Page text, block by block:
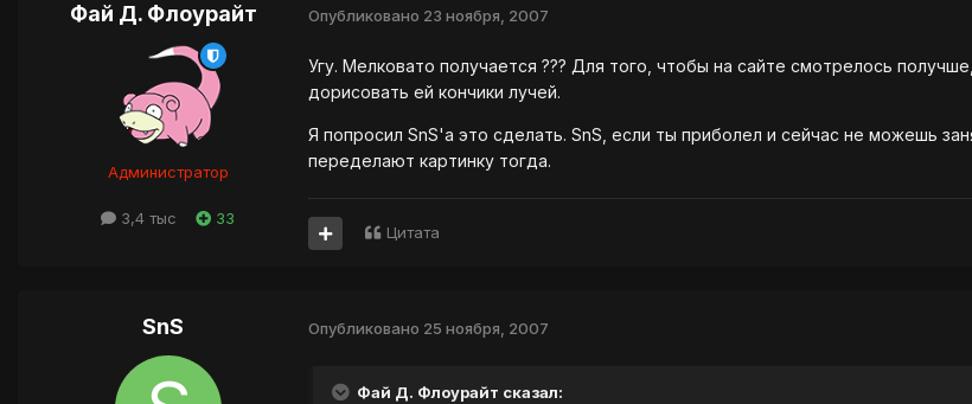
Фай Д. Флоурайт
Администратор
3,4 тыс 33
Опубликовано 23 ноября, 2007
Угу. Мелковато получается ??? Для того, чтобы на сайте смотрелось
дорисовать ей кончики лучей.
Я попросил SnS'a это сделать. SnS, если ты приболел и сейчас не можешь
переделают картинку тогда.
Цитата
SnS Опубликовано 25 ноября, 2007
Фай Д. Флоурайт сказал: